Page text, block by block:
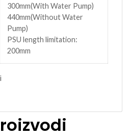
300mm(With Water Pump)
440mm(Without Water
Pump)
PSU length limitation:
200mm